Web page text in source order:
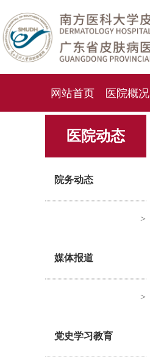
网站首页 医院概况
化妆品检测中心
医院动态
院务动态
>
媒体报道
>
党史学习教育